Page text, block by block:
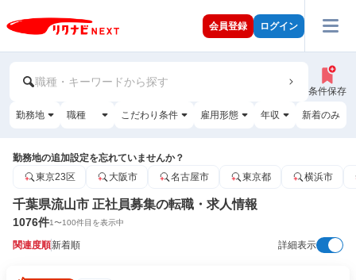
会員登録 ログイン
職種・キーワードから探す
条件保存
勤務地 職種 こだわり条件 雇用形態 年収 新着のみ
勤務地の追加設定を忘れていませんか？
東京23区
大阪市 名古屋市 東京都 横浜市
千葉県流山市 正社員募集の転職・求人情報
1076件1〜100件目を表示中
関連度順新着順 詳細表示